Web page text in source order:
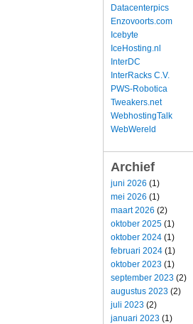
Datacenterpics
Enzovoorts.com
Icebyte
IceHosting.nl
InterDC
InterRacks C.V.
PWS-Robotica
Tweakers.net
WebhostingTalk
WebWereld
Archief
juni 2026 (1)
mei 2026 (1)
maart 2026 (2)
oktober 2025 (1)
oktober 2024 (1)
februari 2024 (1)
oktober 2023 (1)
september 2023 (2)
augustus 2023 (2)
juli 2023 (2)
januari 2023 (1)